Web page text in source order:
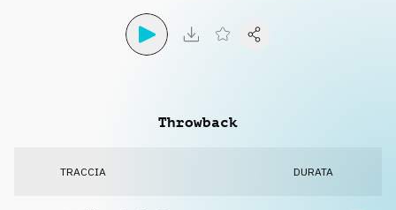
Info
Throwback
TRACCIA DURATA